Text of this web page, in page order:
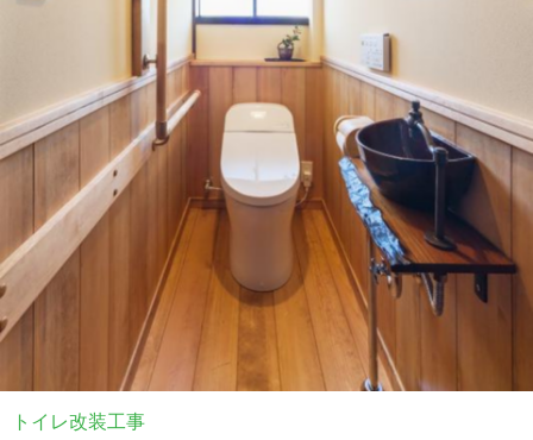
トイレ改装工事